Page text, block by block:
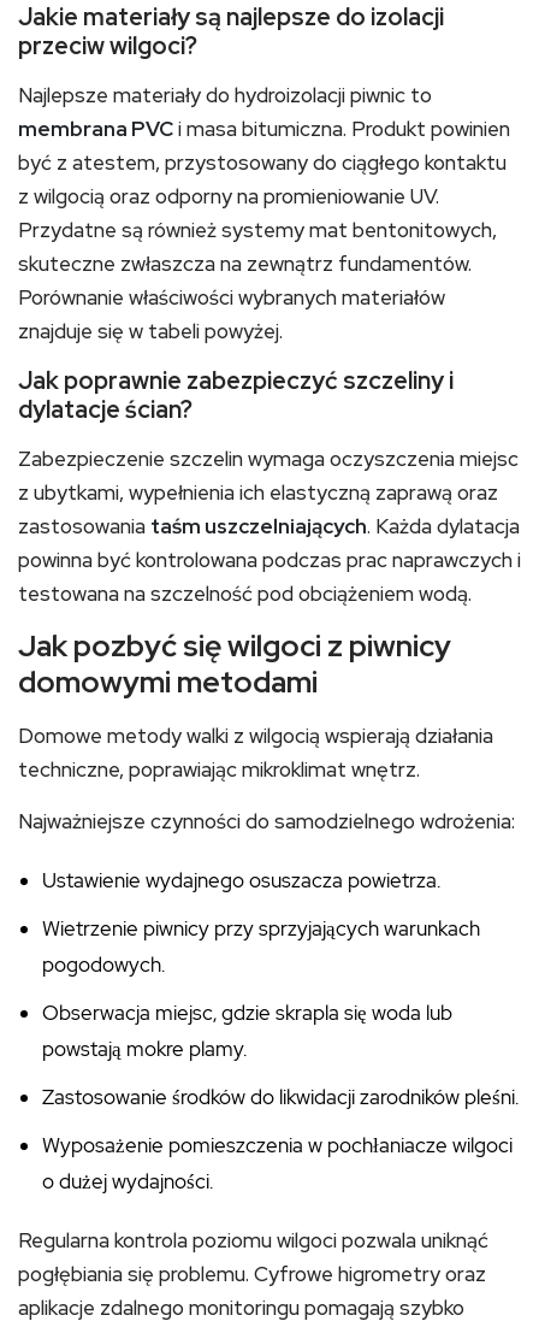
Jakie materiały są najlepsze do izolacji
przeciw wilgoci?
Najlepsze materiały do hydroizolacji piwnic to
membrana PVCi masa bitumiczna. Produkt powinien
być z atestem, przystosowany do ciągłego kontaktu
z wilgocią oraz odporny na promieniowanie UV.
Przydatne są również systemy mat bentonitowych,
skuteczne zwłaszcza na zewnątrz fundamentów.
Porównanie właściwości wybranych materiałów
znajduje się w tabeli powyżej.
Jak poprawnie zabezpieczyć szczeliny i
dylatacje ścian?
Zabezpieczenie szczelin wymaga oczyszczenia miejsc
z ubytkami, wypełnienia ich elastyczną zaprawą oraz
zastosowania taśm uszczelniających. Każda dylatacja
powinna być kontrolowana podczas prac naprawczych i
testowana na szczelność pod obciążeniem wodą.
Jak pozbyć się wilgoci z piwnicy
domowymi metodami
Domowe metody walki z wilgocią wspierają działania
techniczne, poprawiając mikroklimat wnętrz.
Najważniejsze czynności do samodzielnego wdrożenia:
Ustawienie wydajnego osuszacza powietrza.
Wietrzenie piwnicy przy sprzyjających warunkach
pogodowych.
Obserwacja miejsc, gdzie skrapla się woda lub
powstają mokre plamy.
Zastosowanie środków do likwidacji zarodników pleśni.
Wyposażenie pomieszczenia w pochłaniacze wilgoci
o dużej wydajności.
Regularna kontrola poziomu wilgoci pozwala uniknąć
pogłębiania się problemu. Cyfrowe higrometry oraz
aplikacje zdalnego monitoringu pomagają szybko